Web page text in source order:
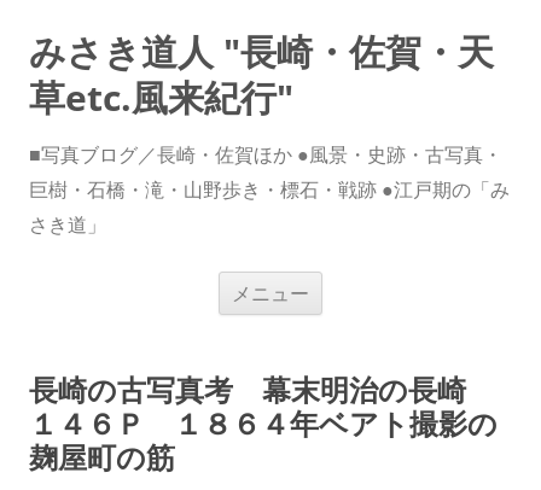
みさき道人 "長崎・佐賀・天
草etc.風来紀行"
■写真ブログ／長崎・佐賀ほか ●風景・史跡・古写真・
巨樹・石橋・滝・山野歩き・標石・戦跡 ●江戸期の「み
さき道」
メニュー
ス
キ
ッ
プ
長崎の古写真考 幕末明治の長崎
１４６Ｐ １８６４年ベアト撮影の
麹屋町の筋